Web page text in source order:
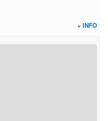
+ INFO